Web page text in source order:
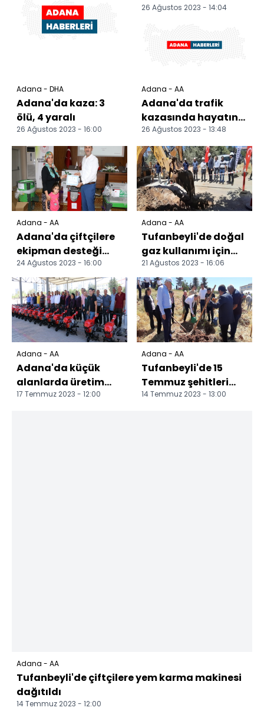
Adana - DHA
Adana'da kaza: 3
ölü, 4 yaralı
26 Ağustos 2023 - 16:00
otomobildeki 4 kişi
26 Ağustos 2023 - 14:04
Adana - AA
Adana'da trafik
kazasında hayatını
kaybeden 3 kişinin
cenazesi toprağa
veri...
26 Ağustos 2023 - 13:48
Adana - AA
Adana'da çiftçilere
ekipman desteği
yapıldı
24 Ağustos 2023 - 16:00
Adana - AA
Tufanbeyli'de doğal
gaz kullanımı için
çalışmalar başladı
21 Ağustos 2023 - 16:06
Adana - AA
Adana'da küçük
alanlarda üretim
yapan çiftçilere
17 Temmuz 2023 - 12:00
Adana - AA
Tufanbeyli'de 15
Temmuz şehitleri
anısına fidan dikildi
14 Temmuz 2023 - 13:00
Adana - AA
Tufanbeyli'de çiftçilere yem karma makinesi
dağıtıldı
14 Temmuz 2023 - 12:00